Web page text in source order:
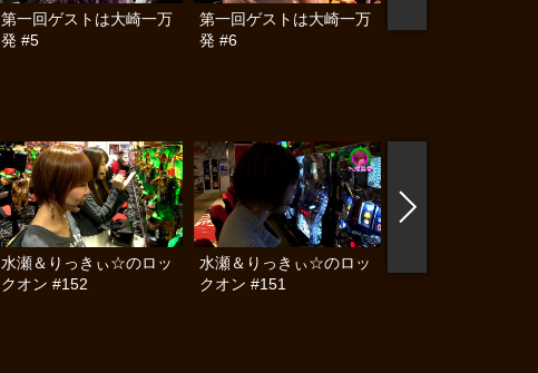
第一回ゲストは大崎一万
発 #5
第一回ゲストは大崎一万
発 #6
水瀬＆りっきぃ☆のロッ
クオン #152
水瀬＆りっきぃ☆のロッ
クオン #151